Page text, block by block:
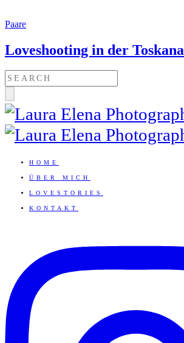
Paare
Loveshooting in der Toskana
HOME
ÜBER MICH
LOVESTORIES
KONTAKT